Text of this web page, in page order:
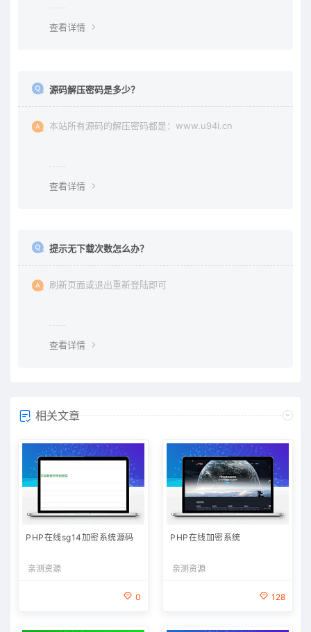
查看详情
源码解压密码是多少？
本站所有源码的解压密码都是：www.u94i.cn
查看详情
提示无下载次数怎么办？
刷新页面或退出重新登陆即可
查看详情
相关文章
PHP在线sg14加密系统源码
亲测资源
0
PHP在线加密系统
亲测资源
128